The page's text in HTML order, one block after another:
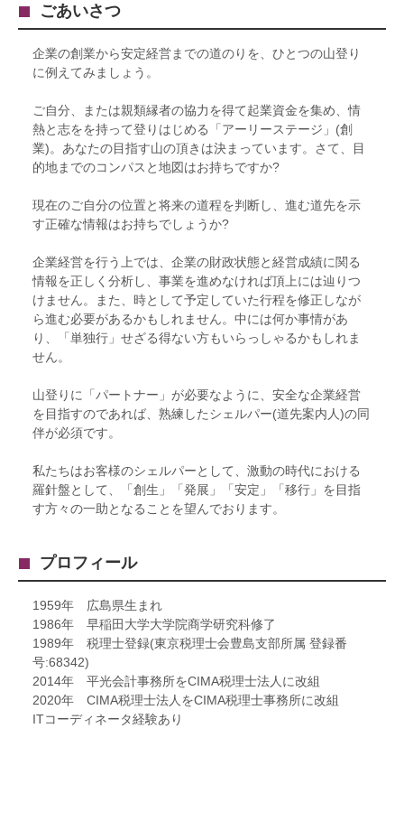
ごあいさつ
企業の創業から安定経営までの道のりを、ひとつの山登り
に例えてみましょう。
ご自分、または親類縁者の協力を得て起業資金を集め、情
熱と志をを持って登りはじめる「アーリーステージ」(創
業)。あなたの目指す山の頂きは決まっています。さて、目
的地までのコンパスと地図はお持ちですか?
現在のご自分の位置と将来の道程を判断し、進む道先を示
す正確な情報はお持ちでしょうか?
企業経営を行う上では、企業の財政状態と経営成績に関る
情報を正しく分析し、事業を進めなければ頂上には辿りつ
けません。また、時として予定していた行程を修正しなが
ら進む必要があるかもしれません。中には何か事情があ
り、「単独行」せざる得ない方もいらっしゃるかもしれま
せん。
山登りに「パートナー」が必要なように、安全な企業経営
を目指すのであれば、熟練したシェルパー(道先案内人)の同
伴が必須です。
私たちはお客様のシェルパーとして、激動の時代における
羅針盤として、「創生」「発展」「安定」「移行」を目指
す方々の一助となることを望んでおります。
プロフィール
1959年 広島県生まれ
1986年 早稲田大学大学院商学研究科修了
1989年 税理士登録(東京税理士会豊島支部所属 登録番
号:68342)
2014年 平光会計事務所をCIMA税理士法人に改組
2020年 CIMA税理士法人をCIMA税理士事務所に改組
ITコーディネータ経験あり